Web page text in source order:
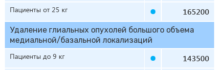
Пациенты от 25 кг 165200
Удаление глиальных опухолей большого объема
медиальной/базальной локализаций
Пациенты до 9 кг
143500